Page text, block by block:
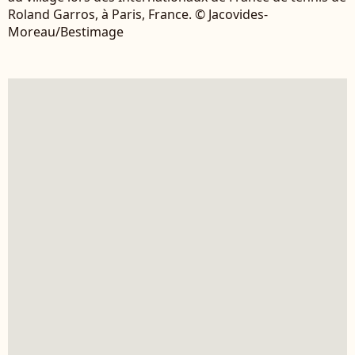
Roland Garros, à Paris, France. © Jacovides-
Moreau/Bestimage